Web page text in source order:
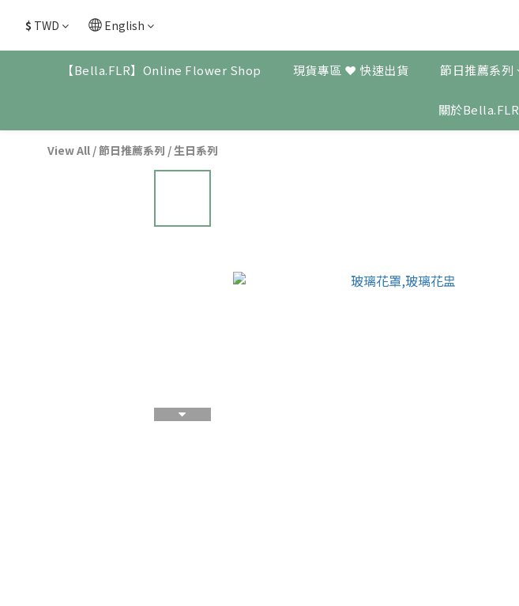
$ TWD English
【Bella.FLR】Online Flower Shop 現貨專區 ❤ 快速出貨 節日推薦系列
關於Bella.FLR
View All /節日推薦系列 /生日系列